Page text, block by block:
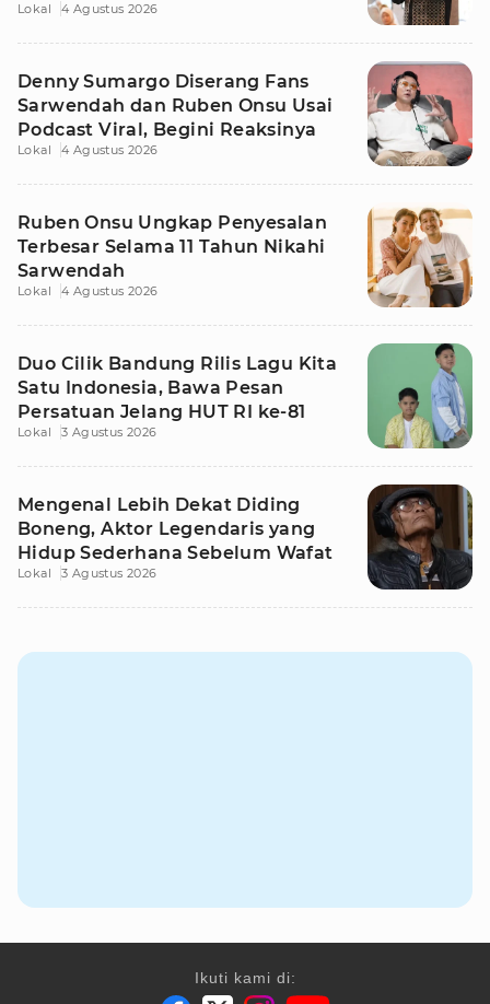
Lokal 4 Agustus 2026
Denny Sumargo Diserang Fans
Sarwendah dan Ruben Onsu Usai
Podcast Viral, Begini Reaksinya
Lokal 4 Agustus 2026
Ruben Onsu Ungkap Penyesalan
Terbesar Selama 11 Tahun Nikahi
Sarwendah
Lokal 4 Agustus 2026
Duo Cilik Bandung Rilis Lagu Kita
Satu Indonesia, Bawa Pesan
Persatuan Jelang HUT RI ke-81
Lokal 3 Agustus 2026
Mengenal Lebih Dekat Diding
Boneng, Aktor Legendaris yang
Hidup Sederhana Sebelum Wafat
Lokal 3 Agustus 2026
Ikuti kami di: